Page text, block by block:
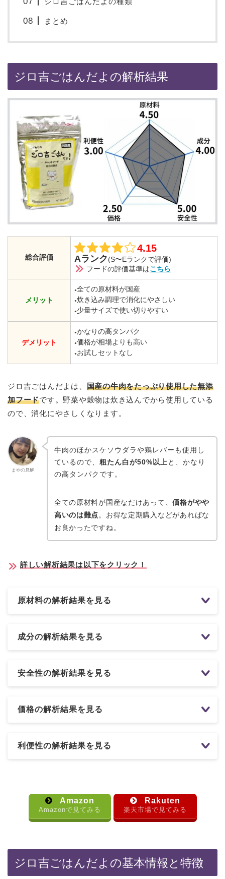
まとめ
ジロ吉ごはんだよの解析結果
総合評価
4.15
Aランク(S〜Eランクで評価)
フードの評価基準はこちら
メリット
●全ての原材料が国産
●炊き込み調理で消化にやさしい
● 少量サイズで使い切りやすい
デメリット
●かなりの高タンパク
●価格が相場よりも高い
● お試しセットなし
ジロ吉ごはんだよは、 国産の牛肉をたっぷり使用した無添
加フードです。野菜や穀物は炊き込んでから使用している
ので、消化にやさしくなります。
まやの見解
牛肉のほかスケソウダラや鶏レバーも使用し
ているので、 粗たん白が50%以上 と、かなり
の高タンパクです。
全ての原材料が国産なだけあって、価格がやや
高いのは難点。お得な定期購入などがあればな
お良かったですね。
詳しい解析結果は以下をクリック！
原材料の解析結果を見る
成分の解析結果を見る
安全性の解析結果を見る
価格の解析結果を見る
利便性の解析結果を見る
Amazon
Amazonで見てみる
Rakuten
楽天市場で見てみる
ジロ吉ごはんだよの基本情報と特徴